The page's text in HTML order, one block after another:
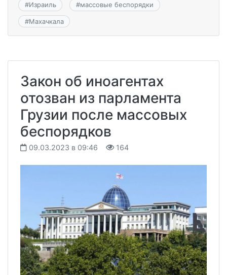
#Израиль #массовые беспорядки
#Махачкала
Закон об иноагентах
отозван из парламента
Грузии после массовых
беспорядков
09.03.2023 в 09:46 164